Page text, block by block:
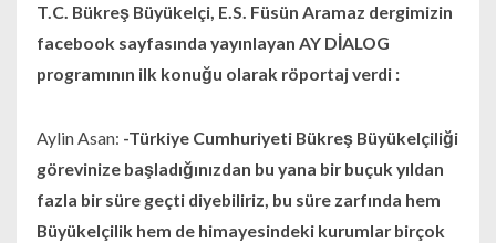
T.C. Bükreş Büyükelçi, E.S. Füsün Aramaz dergimizin
facebook sayfasında yayınlayan AY DİALOG
programının ilk konuğu olarak röportaj verdi :
Aylin Asan: -Türkiye Cumhuriyeti Bükreş Büyükelçiliği
görevinize başladığınızdan bu yana bir buçuk yıldan
fazla bir süre geçti diyebiliriz, bu süre zarfında hem
Büyükelçilik hem de himayesindeki kurumlar birçok